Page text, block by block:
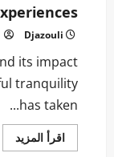
Djazouli
its impact
tranquility
has taken...
اقرأ المزيداقرأ